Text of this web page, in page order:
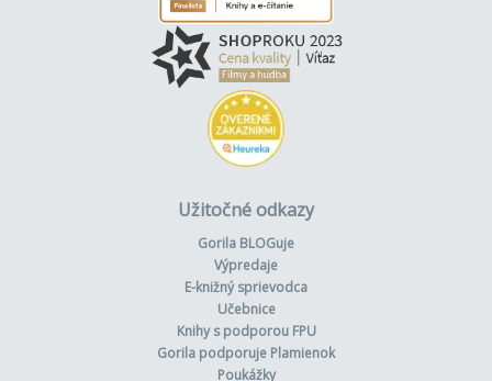
Užitočné odkazy
Gorila BLOGuje
Výpredaje
E-knižný sprievodca
Učebnice
Knihy s podporou FPU
Gorila podporuje Plamienok
Poukážky